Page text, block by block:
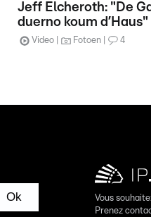
Jeff Elcheroth: "De
duerno koum d’Haus"
Video Fotoen 4
Ok
Vous
Prenez